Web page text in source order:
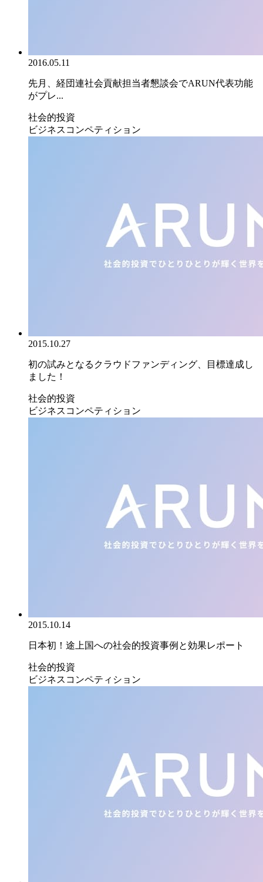
2016.05.11
先月、経団連社会貢献担当者懇談会でARUN代表功能
がプレ...
社会的投資
ビジネスコンペティション
2015.10.27
初の試みとなるクラウドファンディング、目標達成し
ました！
社会的投資
ビジネスコンペティション
2015.10.14
日本初！途上国への社会的投資事例と効果レポート
社会的投資
ビジネスコンペティション